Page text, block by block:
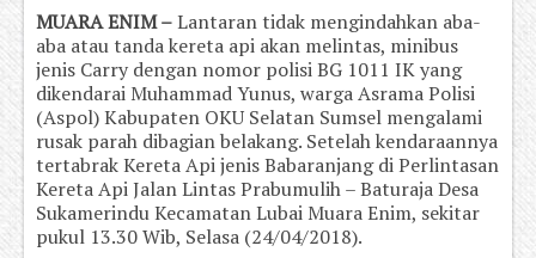
MUARA ENIM –Lantaran tidak mengindahkan aba-
aba atau tanda kereta api akan melintas, minibus
jenis Carry dengan nomor polisi BG 1011 IK yang
dikendarai Muhammad Yunus, warga Asrama Polisi
(Aspol) Kabupaten OKU Selatan Sumsel mengalami
rusak parah dibagian belakang. Setelah kendaraannya
tertabrak Kereta Api jenis Babaranjang di Perlintasan
Kereta Api Jalan Lintas Prabumulih – Baturaja Desa
Sukamerindu Kecamatan Lubai Muara Enim, sekitar
pukul 13.30 Wib, Selasa (24/04/2018).